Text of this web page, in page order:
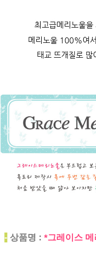
- 상품명 : *그레이스